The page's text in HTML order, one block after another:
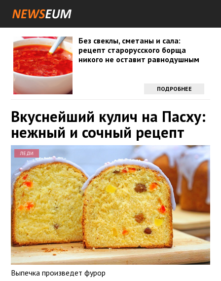
Без свеклы, сметаны и сала:
рецепт старорусского борща
никого не оставит равнодушным
ПОДРОБНЕЕ
Вкуснейший кулич на Пасху:
нежный и сочный рецепт
ЛЕДИ
Выпечка произведет фурор